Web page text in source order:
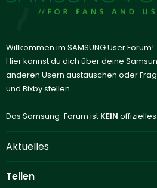
Willkommen im SAMSUNG User Forum!
Hier kannst du dich über deine
anderen Usern austauschen oder
und Bixby stellen.
Das Samsung-Forum ist KEIN offizielles
Aktuelles
Teilen